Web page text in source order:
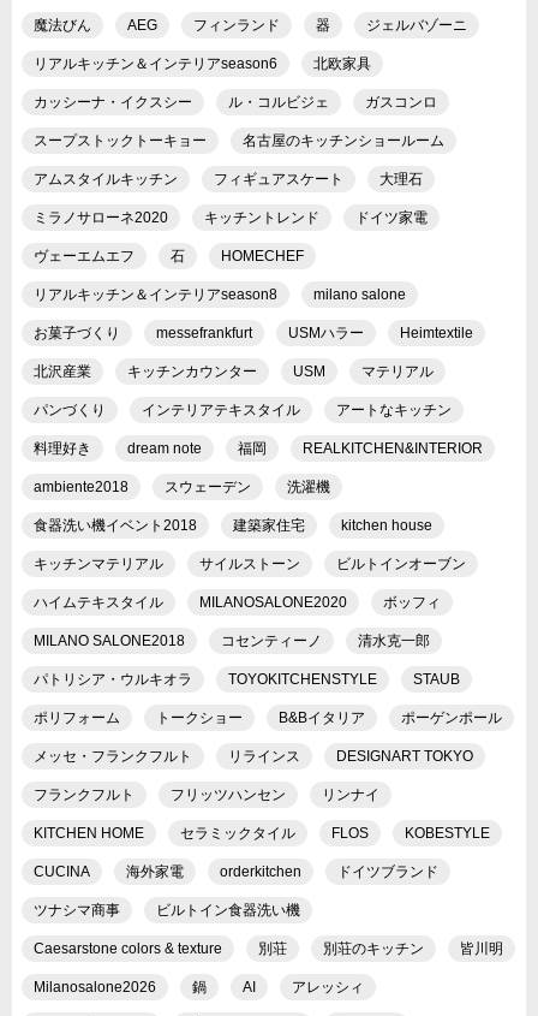
魔法びん AEG フィンランド 器 ジェルバゾーニ
リアルキッチン＆インテリアseason6 北欧家具
カッシーナ・イクスシー ル・コルビジェ ガスコンロ
スープストックトーキョー 名古屋のキッチンショールーム
アムスタイルキッチン フィギュアスケート 大理石
ミラノサローネ2020 キッチントレンド ドイツ家電
ヴェーエムエフ 石 HOMECHEF
リアルキッチン＆インテリアseason8 milano salone
お菓子づくり messefrankfurt USMハラー Heimtextile
北沢産業 キッチンカウンター USM マテリアル
パンづくり インテリアテキスタイル アートなキッチン
料理好き dream note 福岡 REALKITCHEN&INTERIOR
ambiente2018 スウェーデン 洗濯機
食器洗い機イベント2018 建築家住宅 kitchen house
キッチンマテリアル サイルストーン ビルトインオーブン
ハイムテキスタイル MILANOSALONE2020 ボッフィ
MILANO SALONE2018 コセンティーノ 清水克一郎
パトリシア・ウルキオラ TOYOKITCHENSTYLE STAUB
ポリフォーム トークショー B&Bイタリア ポーゲンポール
メッセ・フランクフルト リラインス DESIGNART TOKYO
フランクフルト フリッツハンセン リンナイ
KITCHEN HOME セラミックタイル FLOS KOBESTYLE
CUCINA 海外家電 orderkitchen ドイツブランド
ツナシマ商事 ビルトイン食器洗い機
Caesarstone colors & texture 別荘 別荘のキッチン 皆川明
Milanosalone2026 鍋 AI アレッシィ